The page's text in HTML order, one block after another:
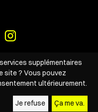
supplémentaires
site ? Vous pouvez
ultérieurement.
Je refuse Ça me va.